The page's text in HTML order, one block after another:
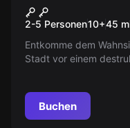
RUNAWAY
2-5 Personen10+45
Entkomme dem
Stadt vor einem
Hast du das Zeug
Buchen